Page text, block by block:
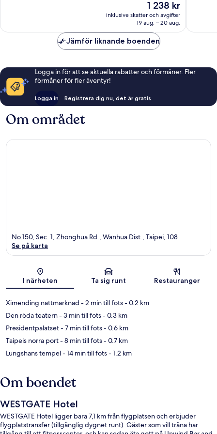
Priset
1 238 kr
1 238 kr
inklusive skatter och avgifter
19 aug. – 20 aug.
Jämför liknande boenden
Logga in för att se aktuella rabatter och förmåner. Fler
förmåner för fler äventyr!
Logga in Registrera dig nu, det är gratis
Om området
Karta
No.150, Sec. 1, Zhonghua Rd., Wanhua Dist., Taipei, 108
Se på karta
I närheten Ta sig runt Restauranger
Ximending nattmarknad - 2 min till fots- 0.2 km
Den röda teatern- 3 min till fots- 0.3 km
Presidentpalatset- 7 min till fots- 0.6 km
Taipeis norra port- 8 min till fots- 0.7 km
Lungshans tempel- 14 min till fots- 1.2 km
Om boendet
WESTGATE Hotel
WESTGATE Hotel ligger bara 7,1 km från flygplatsen och erbjuder
flygplatstransfer (tillgänglig dygnet runt). Gäster som vill träna har